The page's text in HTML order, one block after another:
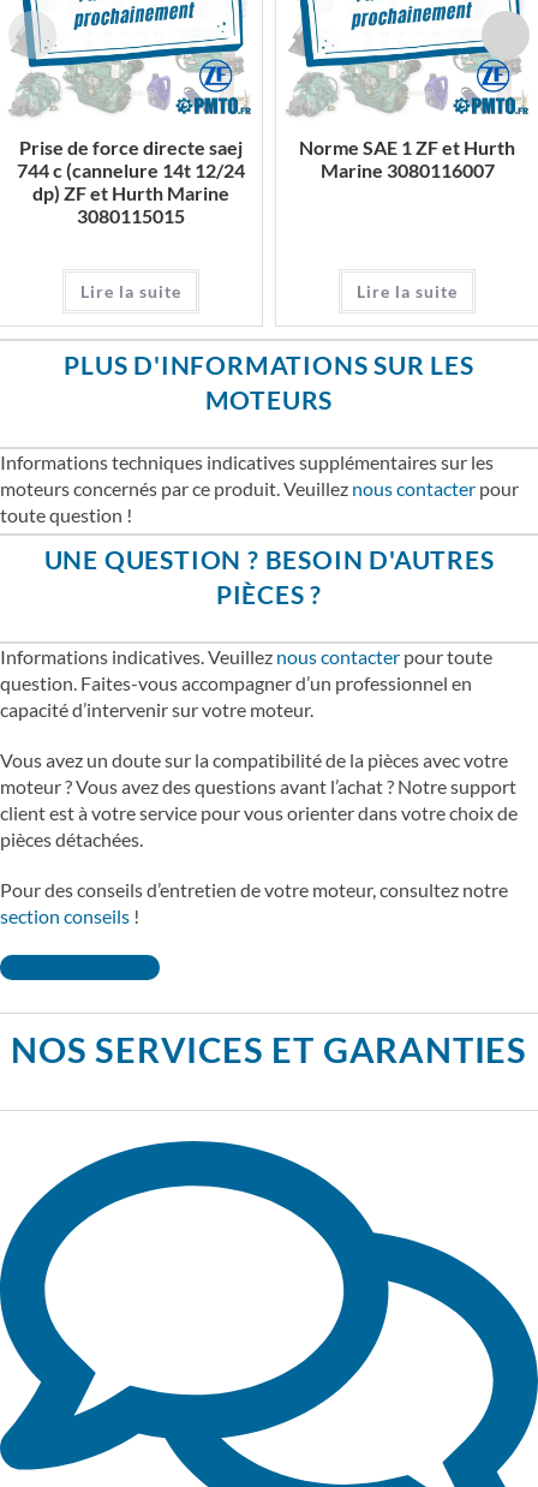
Prise de force directe saej
744 c (cannelure 14t 12/24
dp) ZF et Hurth Marine
3080115015
Lire la suite
Norme SAE 1 ZF et Hurth
Marine 3080116007
Lire la suite
PLUS D'INFORMATIONS SUR LES
MOTEURS
Informations techniques indicatives supplémentaires sur les
moteurs concernés par ce produit. Veuillez nous contacter pour
toute question !
UNE QUESTION ? BESOIN D'AUTRES
PIÈCES ?
Informations indicatives. Veuillez nous contacter pour toute
question. Faites-vous accompagner d’un professionnel en
capacité d’intervenir sur votre moteur.
Vous avez un doute sur la compatibilité de la pièces avec votre
moteur ? Vous avez des questions avant l’achat ? Notre support
client est à votre service pour vous orienter dans votre choix de
pièces détachées.
Pour des conseils d’entretien de votre moteur, consultez notre
section conseils !
Contactez-nous !
NOS SERVICES ET GARANTIES